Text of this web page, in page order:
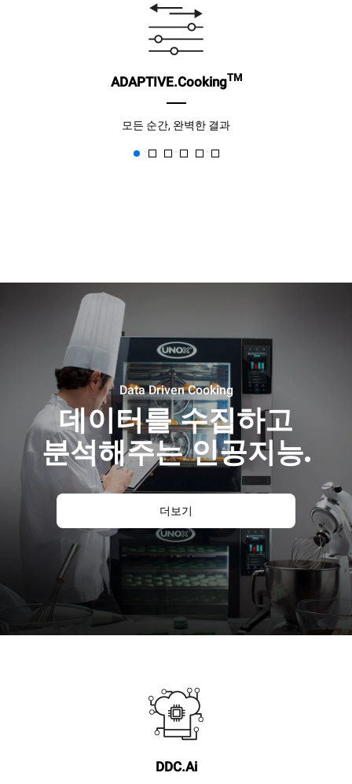
ADAPTIVE.CookingTM
모든 순간, 완벽한 결과
Data Driven Cooking
데이터를 수집하고
분석해주는 인공지능.
더보기
DDC.Ai